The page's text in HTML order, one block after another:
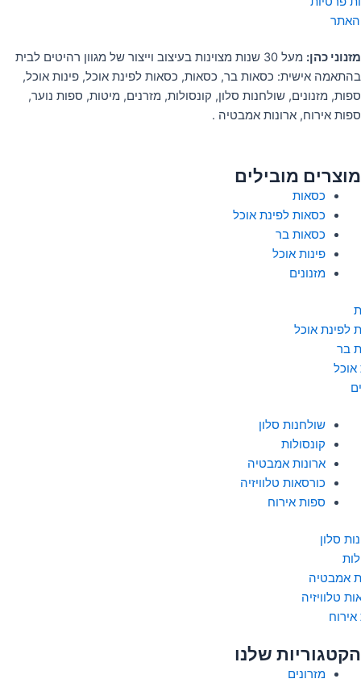
מזנוני כהן:
מעל 30 שנות מצוינות בעיצוב וייצור של מגוון רהיטים לבית
בהתאמה אישית: כסאות בר, כסאות, כסאות לפינת אוכל, פינות אוכל,
ספות, מזנונים, שולחנות סלון, קונסולות, מזרנים, מיטות, ספות נוער,
ספות אירוח, ארונות אמבטיה .
מוצרים מובילים
כסאות
כסאות לפינת אוכל
כסאות בר
פינות אוכל
מזנונים
לפינת אוכל
בר
אוכל
שולחנות סלון
קונסולות
ארונות אמבטיה
כורסאות טלוויזיה
ספות אירוח
סלון
אמבטיה
טלוויזיה
הקטגוריות שלנו
מזרונים